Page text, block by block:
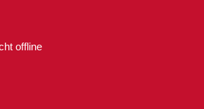
offline